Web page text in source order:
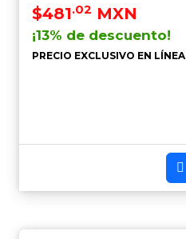
$481.02 MXN
¡13% de descuento!
PRECIO EXCLUSIVO EN LÍNEA